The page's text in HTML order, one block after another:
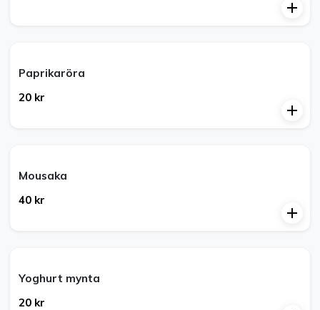
Paprikaröra
20 kr
Mousaka
40 kr
Yoghurt mynta
20 kr